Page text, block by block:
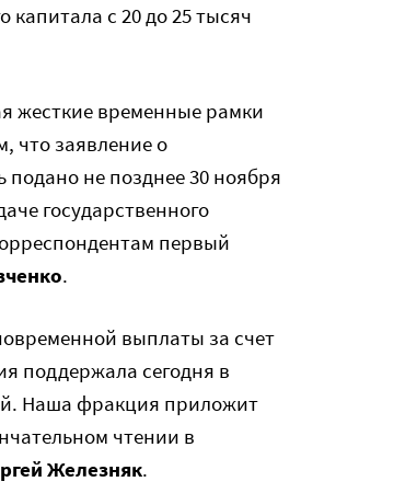
с 20 до 25 тысяч
жесткие временные рамки
что заявление о
не позднее 30 ноября
государственного
первый
.
выплаты за счет
поддержала сегодня в
Наша фракция приложит
чтении в
Железняк.